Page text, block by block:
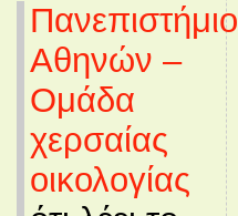
Πανεπιστήμιο
Αθηνών –
Ομάδα
χερσαίας
οικολογίας